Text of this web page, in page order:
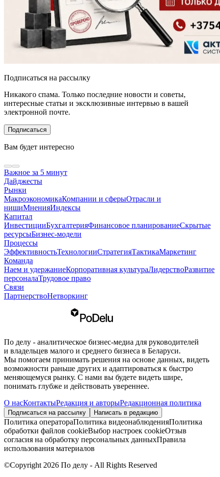
Подписаться на рассылку
Никакого спама. Только последние новости и советы,
интересные статьи и эксклюзивные интервью в вашей
электронной почте.
Подписаться
Вам будет интересно
Важное за 5 минут
Дайджесты
Рынки
МакроэкономикаКомпании и сферыОтрасли и
нишиМненияИндексы
Капитал
ИнвестицииБухгалтерияФинансовое планированиеСкрытые
ресурсыБизнес-модели
Процессы
ЭффективностьТехнологииСтратегияТактикаМаркетинг
Команда
Наем и удержаниеКорпоративная культураЛидерствоРазвитие
персоналаТрудовое право
Связи
ПартнерствоНетворкинг
По делу - аналитическое бизнес-медиа для руководителей
и владельцев малого и среднего бизнеса в Беларуси.
Мы помогаем принимать решения на основе данных, видеть
возможности раньше других и адаптироваться к быстро
меняющемуся рынку. С нами вы будете видеть шире,
понимать глубже и действовать увереннее.
О насКонтактыРедакция и авторыРедакционная политика
Подписаться на рассылку Написать в редакцию
Политика оператораПолитика видеонаблюденияПолитика
обработки файлов cookieВыбор настроек cookieОтзыв
согласия на обработку персональных данныхПравила
использования материалов
©Copyright 2026 По делу - All Rights Reserved